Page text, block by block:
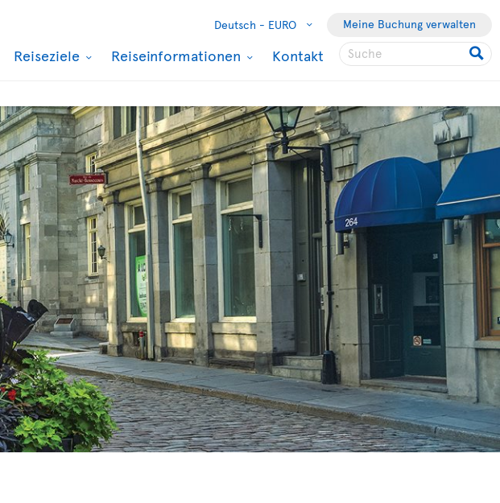
Deutsch - EURO Meine Buchung verwalten
Reiseziele Reiseinformationen Kontakt